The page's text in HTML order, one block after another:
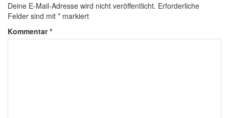
Deine E-Mail-Adresse wird nicht veröffentlicht. Erforderliche
Felder sind mit * markiert
Kommentar*